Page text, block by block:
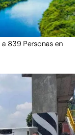
839 Personas en